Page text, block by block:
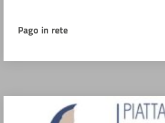
Pago in rete